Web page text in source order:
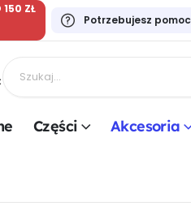
150 ZŁ
Potrzebujesz
Części Akcesoria